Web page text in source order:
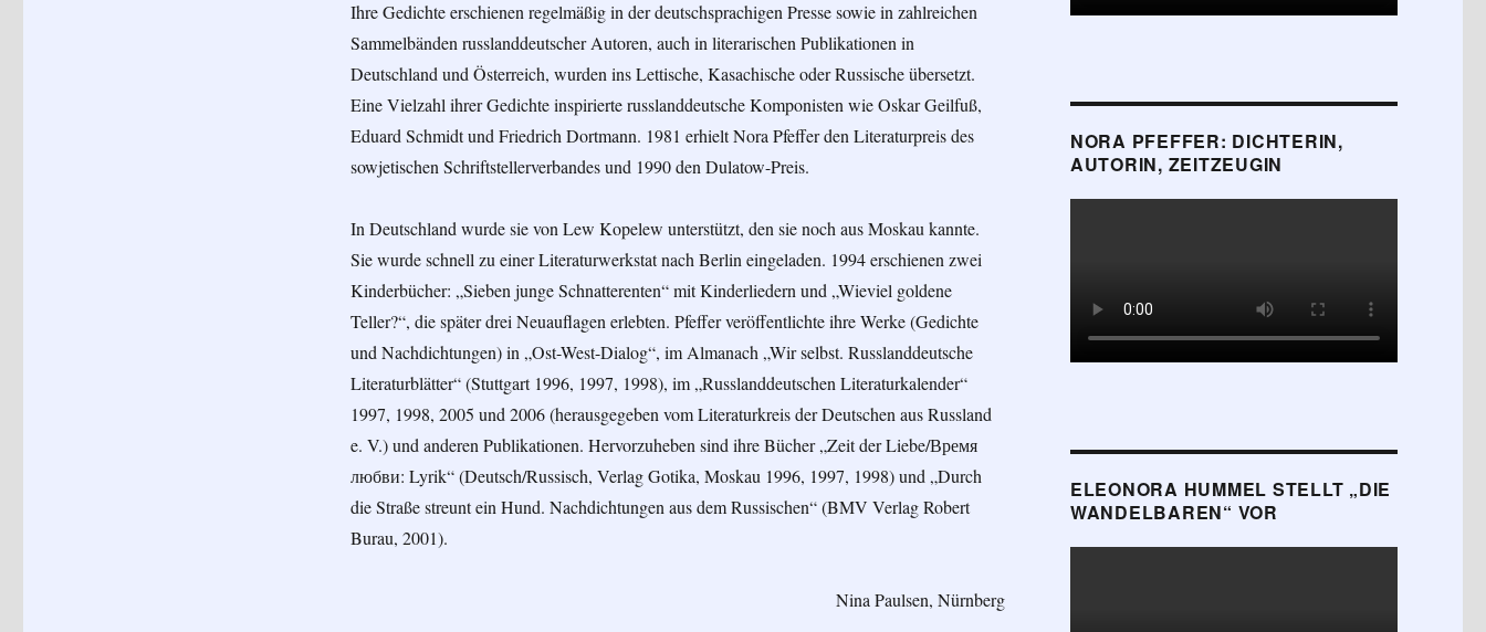
Ihre Gedichte erschienen regelmäßig in der deutschsprachigen Presse sowie in zahlreichen
Sammelbänden russlanddeutscher Autoren, auch in literarischen Publikationen in
Deutschland und Österreich, wurden ins Lettische, Kasachische oder Russische übersetzt.
Eine Vielzahl ihrer Gedichte inspirierte russlanddeutsche Komponisten wie Oskar Geilfuß,
Eduard Schmidt und Friedrich Dortmann. 1981 erhielt Nora Pfeffer den Literaturpreis des
sowjetischen Schriftstellerverbandes und 1990 den Dulatow-Preis.
In Deutschland wurde sie von Lew Kopelew unterstützt, den sie noch aus Moskau kannte.
Sie wurde schnell zu einer Literaturwerkstat nach Berlin eingeladen. 1994 erschienen zwei
Kinderbücher: „Sieben junge Schnatterenten“ mit Kinderliedern und „Wieviel goldene
Teller?“, die später drei Neuauflagen erlebten. Pfeffer veröffentlichte ihre Werke (Gedichte
und Nachdichtungen) in „Ost-West-Dialog“, im Almanach „Wir selbst. Russlanddeutsche
Literaturblätter“ (Stuttgart 1996, 1997, 1998), im „Russlanddeutschen Literaturkalender“
1997, 1998, 2005 und 2006 (herausgegeben vom Literaturkreis der Deutschen aus Russland
e. V.) und anderen Publikationen. Hervorzuheben sind ihre Bücher „Zeit der Liebe/Время
любви: Lyrik“ (Deutsch/Russisch, Verlag Gotika, Moskau 1996, 1997, 1998) und „Durch
die Straße streunt ein Hund. Nachdichtungen aus dem Russischen“ (BMV Verlag Robert
Burau, 2001).
Nina Paulsen, Nürnberg
NORA PFEFFER: DICHTERIN,
AUTORIN, ZEITZEUGIN
ELEONORA HUMMEL STELLT „DIE
WANDELBAREN“ VOR